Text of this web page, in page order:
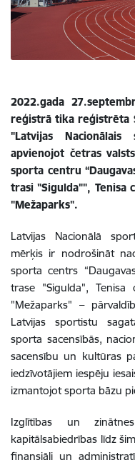
2022.gada
reģistrā tika reģistrēta
"Latvijas
apvienojot četras
sporta centru
trasi "Sigulda"", Tenisa
"Mežaparks".
Latvijas Nacionālā
mērķis ir nodrošināt
sporta centrs
trase "Sigulda",
"Mežaparks" –
Latvijas sportistu
sporta sacensībās,
sacensību un kultūras
iedzīvotājiem iespēju
izmantojot sporta bāzu
Izglītības un
kapitālsabiedrības līdz
finansiāli un